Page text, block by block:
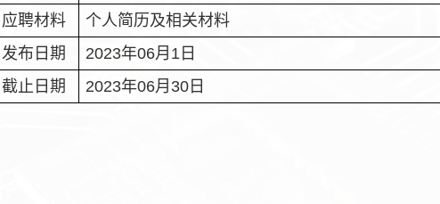
应聘材料
个人简历及相关材料
发布日期
2023年06月 1 日
截止日期
2023年06月 30 日